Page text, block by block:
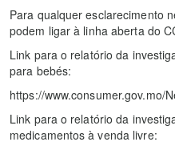
Para qualquer esclarecimento
podem ligar à linha aberta do
Link para o relatório da
para bebés:
https://www.consumer.gov.mo/
Link para o relatório da
medicamentos à venda livre: